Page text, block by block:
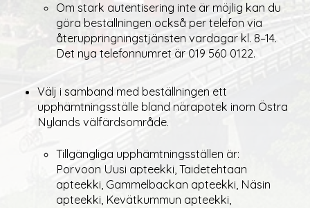
Om stark autentisering inte är möjlig kan du
göra beställningen också per telefon via
återuppringningstjänsten vardagar kl. 8–14.
Det nya telefonnumret är 019 560 0122.
Välj i samband med beställningen ett
upphämtningsställe bland närapotek inom Östra
Nylands välfärdsområde.
Tillgängliga upphämtningsställen är:
Porvoon Uusi apteekki, Taidetehtaan
apteekki, Gammelbackan apteekki, Näsin
apteekki, Kevätkummun apteekki,